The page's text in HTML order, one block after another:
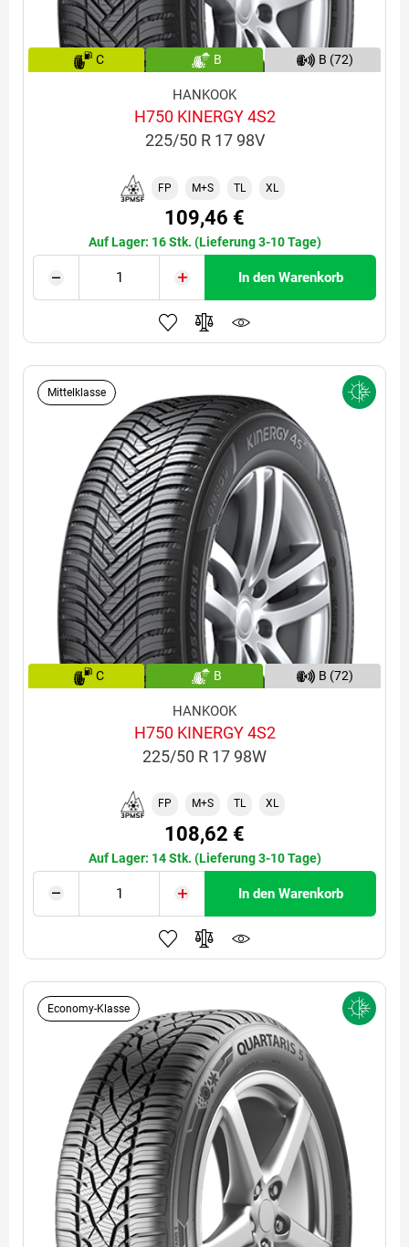
C B B (72)
HANKOOK
H750 KINERGY 4S2
225/50 R 17 98V
FP M+S TL XL
109,46 €
Auf Lager: 16 Stk. (Lieferung 3-10 Tage)
In den Warenkorb
Mittelklasse
C B B (72)
HANKOOK
H750 KINERGY 4S2
225/50 R 17 98W
FP M+S TL XL
108,62 €
Auf Lager: 14 Stk. (Lieferung 3-10 Tage)
In den Warenkorb
Economy-Klasse